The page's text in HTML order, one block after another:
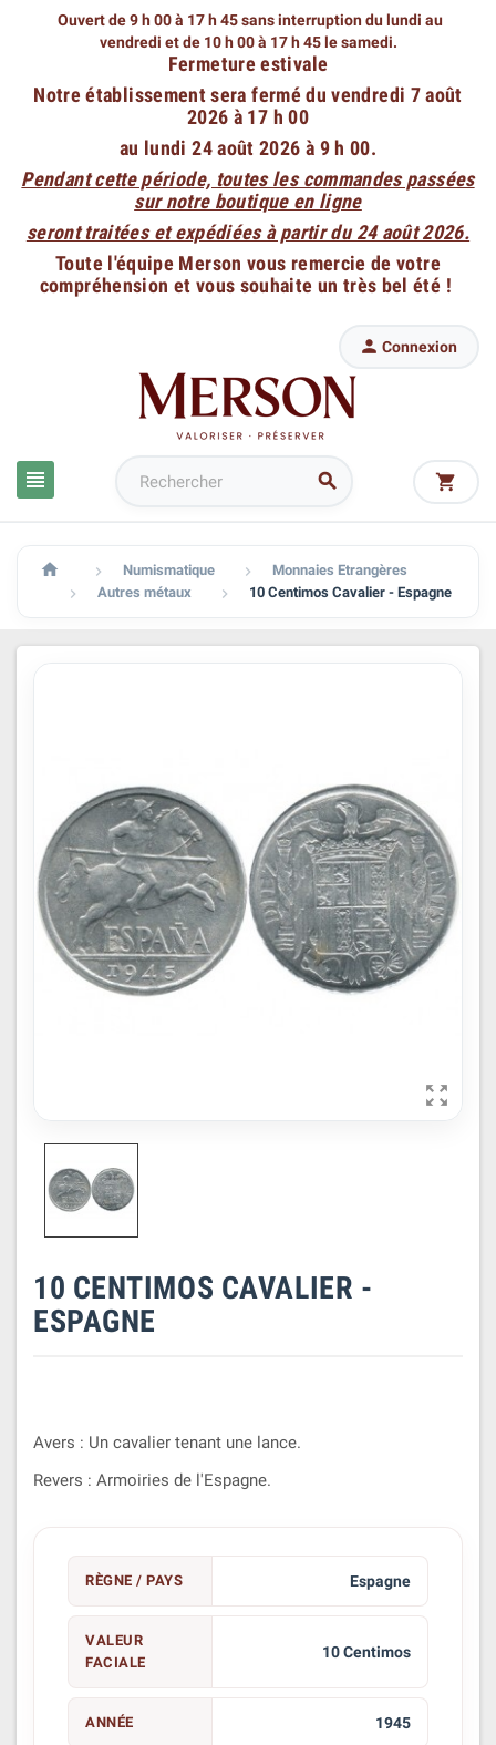
Ouvert de 9 h 00 à 17 h 45 sans interruption du lundi au
vendredi et de 10 h 00 à 17 h 45 le samedi.
Fermeture estivale
Notre établissement sera fermé du vendredi 7 août
2026 à 17 h 00
au lundi 24 août 2026 à 9 h 00.
Pendant cette période, toutes les commandes passées
sur notre boutique en ligne
seront traitées et expédiées à partir du 24 août 2026.
Toute l'équipe Merson vous remercie de votre
compréhension et vous souhaite un très bel été !
 
 Connexion

  Numismatique  Monnaies Etrangères
 Autres métaux  10 Centimos Cavalier - Espagne

10 CENTIMOS CAVALIER -
ESPAGNE
Avers : Un cavalier tenant une lance.
Revers : Armoiries de l'Espagne.
RÈGNE / PAYS Espagne
VALEUR
FACIALE
10 Centimos
ANNÉE 1945